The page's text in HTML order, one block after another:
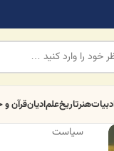
هنرتاریخعلمادیانقرآن
سیاست